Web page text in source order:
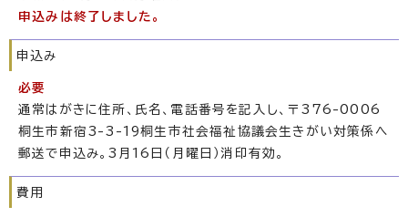
申込みは終了しました。
申込み
必要
通常はがきに住所、氏名、電話番号を記入し、〒376-0006
桐生市新宿3-3-19桐生市社会福祉協議会生きがい対策係へ
郵送で申込み。3月16日（月曜日）消印有効。
費用